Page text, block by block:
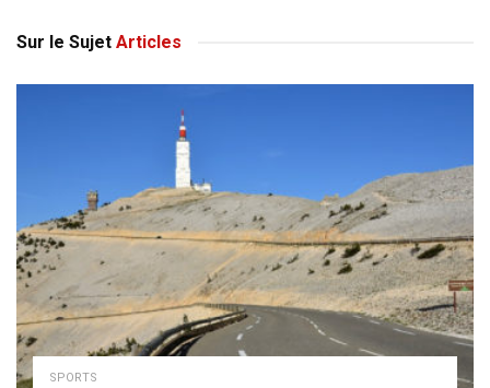
Sur le Sujet Articles
SPORTS